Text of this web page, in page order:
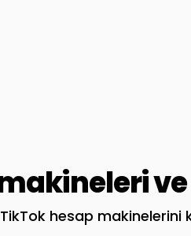
hesap makinelerini